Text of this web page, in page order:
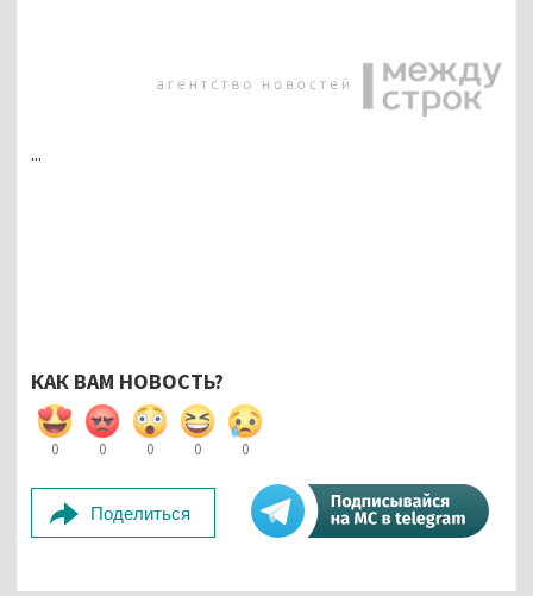
...
КАК ВАМ НОВОСТЬ?
0 0 0 0 0
Поделиться